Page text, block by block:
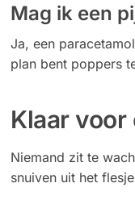
Mag ik een
Ja, een
plan bent poppers
Klaar
Niemand zit te
snuiven uit het